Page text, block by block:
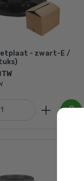
- zwart-E /